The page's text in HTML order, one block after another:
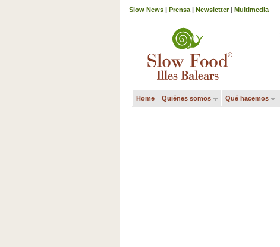
Slow News | Prensa | Newsletter| Multimedia
Home Quiénes somos Qué hacemos